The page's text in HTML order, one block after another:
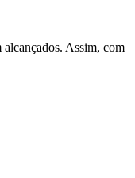
Assim, com